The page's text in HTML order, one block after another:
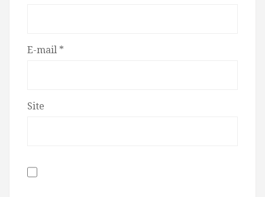
E-mail *
Site